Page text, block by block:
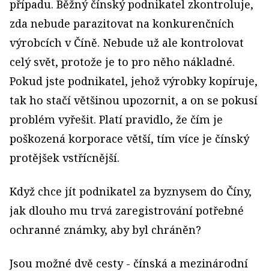
případu. Běžný čínský podnikatel zkontroluje,
zda nebude parazitovat na konkurenčních
výrobcích v Číně. Nebude už ale kontrolovat
celý svět, protože je to pro něho nákladné.
Pokud jste podnikatel, jehož výrobky kopíruje,
tak ho stačí většinou upozornit, a on se pokusí
problém vyřešit. Platí pravidlo, že čím je
poškozená korporace větší, tím více je čínský
protějšek vstřícnější.
Když chce jít podnikatel za byznysem do Číny,
jak dlouho mu trvá zaregistrování potřebné
ochranné známky, aby byl chráněn?
Jsou možné dvě cesty - čínská a mezinárodní